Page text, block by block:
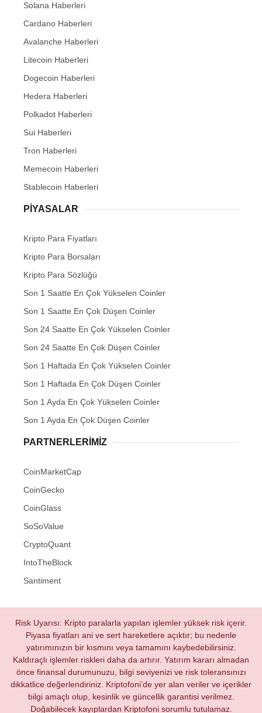
Solana Haberleri
Cardano Haberleri
Avalanche Haberleri
Litecoin Haberleri
Dogecoin Haberleri
Hedera Haberleri
Polkadot Haberleri
Sui Haberleri
Tron Haberleri
Memecoin Haberleri
Stablecoin Haberleri
PIYASALAR
Kripto Para Fiyatları
Kripto Para Borsaları
Kripto Para Sözlüğü
Son 1 Saatte En Çok Yükselen Coinler
Son 1 Saatte En Çok Düşen Coinler
Son 24 Saatte En Çok Yükselen Coinler
Son 24 Saatte En Çok Düşen Coinler
Son 1 Haftada En Çok Yükselen Coinler
Son 1 Haftada En Çok Düşen Coinler
Son 1 Ayda En Çok Yükselen Coinler
Son 1 Ayda En Çok Düşen Coinler
PARTNERLERIMIZ
CoinMarketCap
CoinGecko
CoinGlass
SoSoValue
CryptoQuant
IntoTheBlock
Santiment
Risk Uyarısı: Kripto paralarla yapılan işlemler yüksek risk içerir.
Piyasa fiyatları ani ve sert hareketlere açıktır; bu nedenle
yatırımınızın bir kısmını veya tamamını kaybedebilirsiniz.
Kaldıraçlı işlemler riskleri daha da artırır. Yatırım kararı almadan
önce finansal durumunuzu, bilgi seviyenizi ve risk toleransınızı
dikkatlice değerlendiriniz. Kriptofoni’de yer alan veriler ve içerikler
bilgi amaçlı olup, kesinlik ve güncellik garantisi verilmez.
Doğabilecek kayıplardan Kriptofoni sorumlu tutulamaz.